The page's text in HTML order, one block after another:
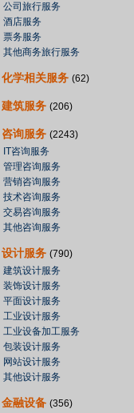
公司旅行服务
酒店服务
票务服务
其他商务旅行服务
化学相关服务 (62)
建筑服务 (206)
咨询服务 (2243)
IT咨询服务
管理咨询服务
营销咨询服务
技术咨询服务
交易咨询服务
其他咨询服务
设计服务 (790)
建筑设计服务
装饰设计服务
平面设计服务
工业设计服务
工业设备加工服务
包装设计服务
网站设计服务
其他设计服务
金融设备 (356)